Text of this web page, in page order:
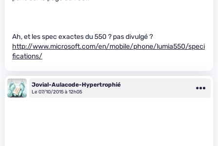
Ah, et les spec exactes du 550 ? pas divulgé ?
http://www.microsoft.com/en/mobile/phone/lumia550/speci
fications/
Jovial-Aulacode-Hypertrophié
Le 07/10/2015 à 12h05